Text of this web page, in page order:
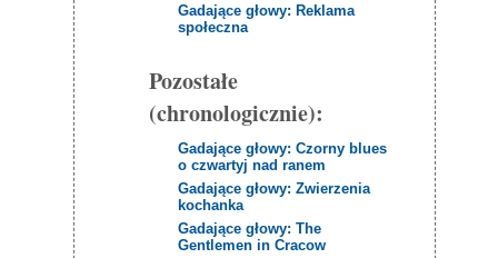
Gadające głowy: Reklama
społeczna
Pozostałe
(chronologicznie):
Gadające głowy: Czorny blues
o czwartyj nad ranem
Gadające głowy: Zwierzenia
kochanka
Gadające głowy: The
Gentlemen in Cracow